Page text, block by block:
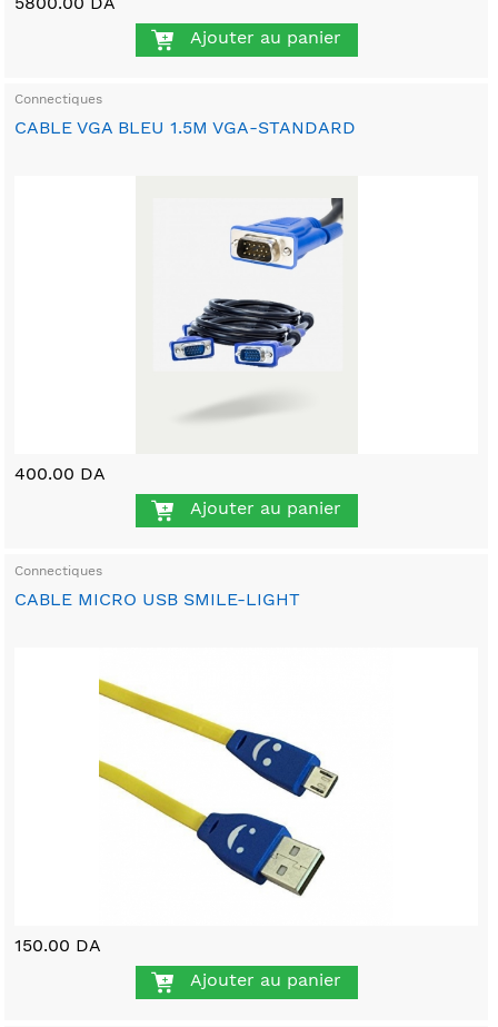
Ajouter au panier
Connectiques
CABLE VGA BLEU 1.5M VGA-STANDARD
400.00 DA
Ajouter au panier
Connectiques
CABLE MICRO USB SMILE-LIGHT
150.00 DA
Ajouter au panier